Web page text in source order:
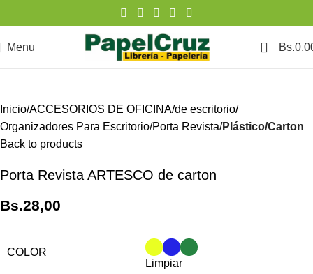
Menu 0 Bs.
Inicio ACCESORIOS DE OFICINA de escritorio
Organizadores Para Escritorio Porta Revista Plástico/Carton
Back to products
Porta Revista ARTESCO de carton
Bs.28,00
COLOR
Limpiar